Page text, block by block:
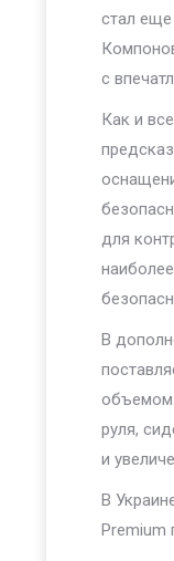
стал
с
Как и
для
В
объемом
руля,
и
В
Premium